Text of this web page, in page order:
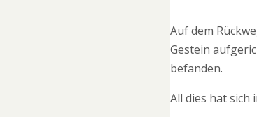
Auf dem
Gestein
befanden.
All dies hat sich